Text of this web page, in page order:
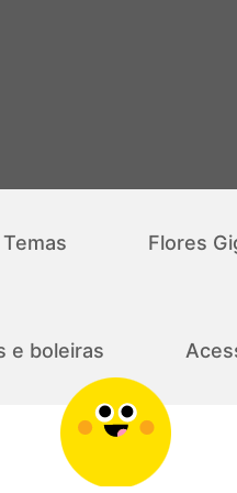
Temas Flores
e boleiras